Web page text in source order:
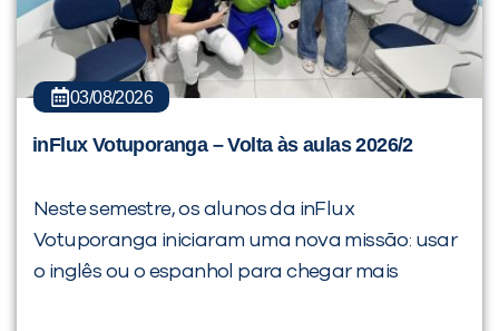
03/08/2026
inFlux Votuporanga – Volta às aulas 2026/2
Neste semestre, os alunos da inFlux
Votuporanga iniciaram uma nova missão: usar
o inglês ou o espanhol para chegar mais